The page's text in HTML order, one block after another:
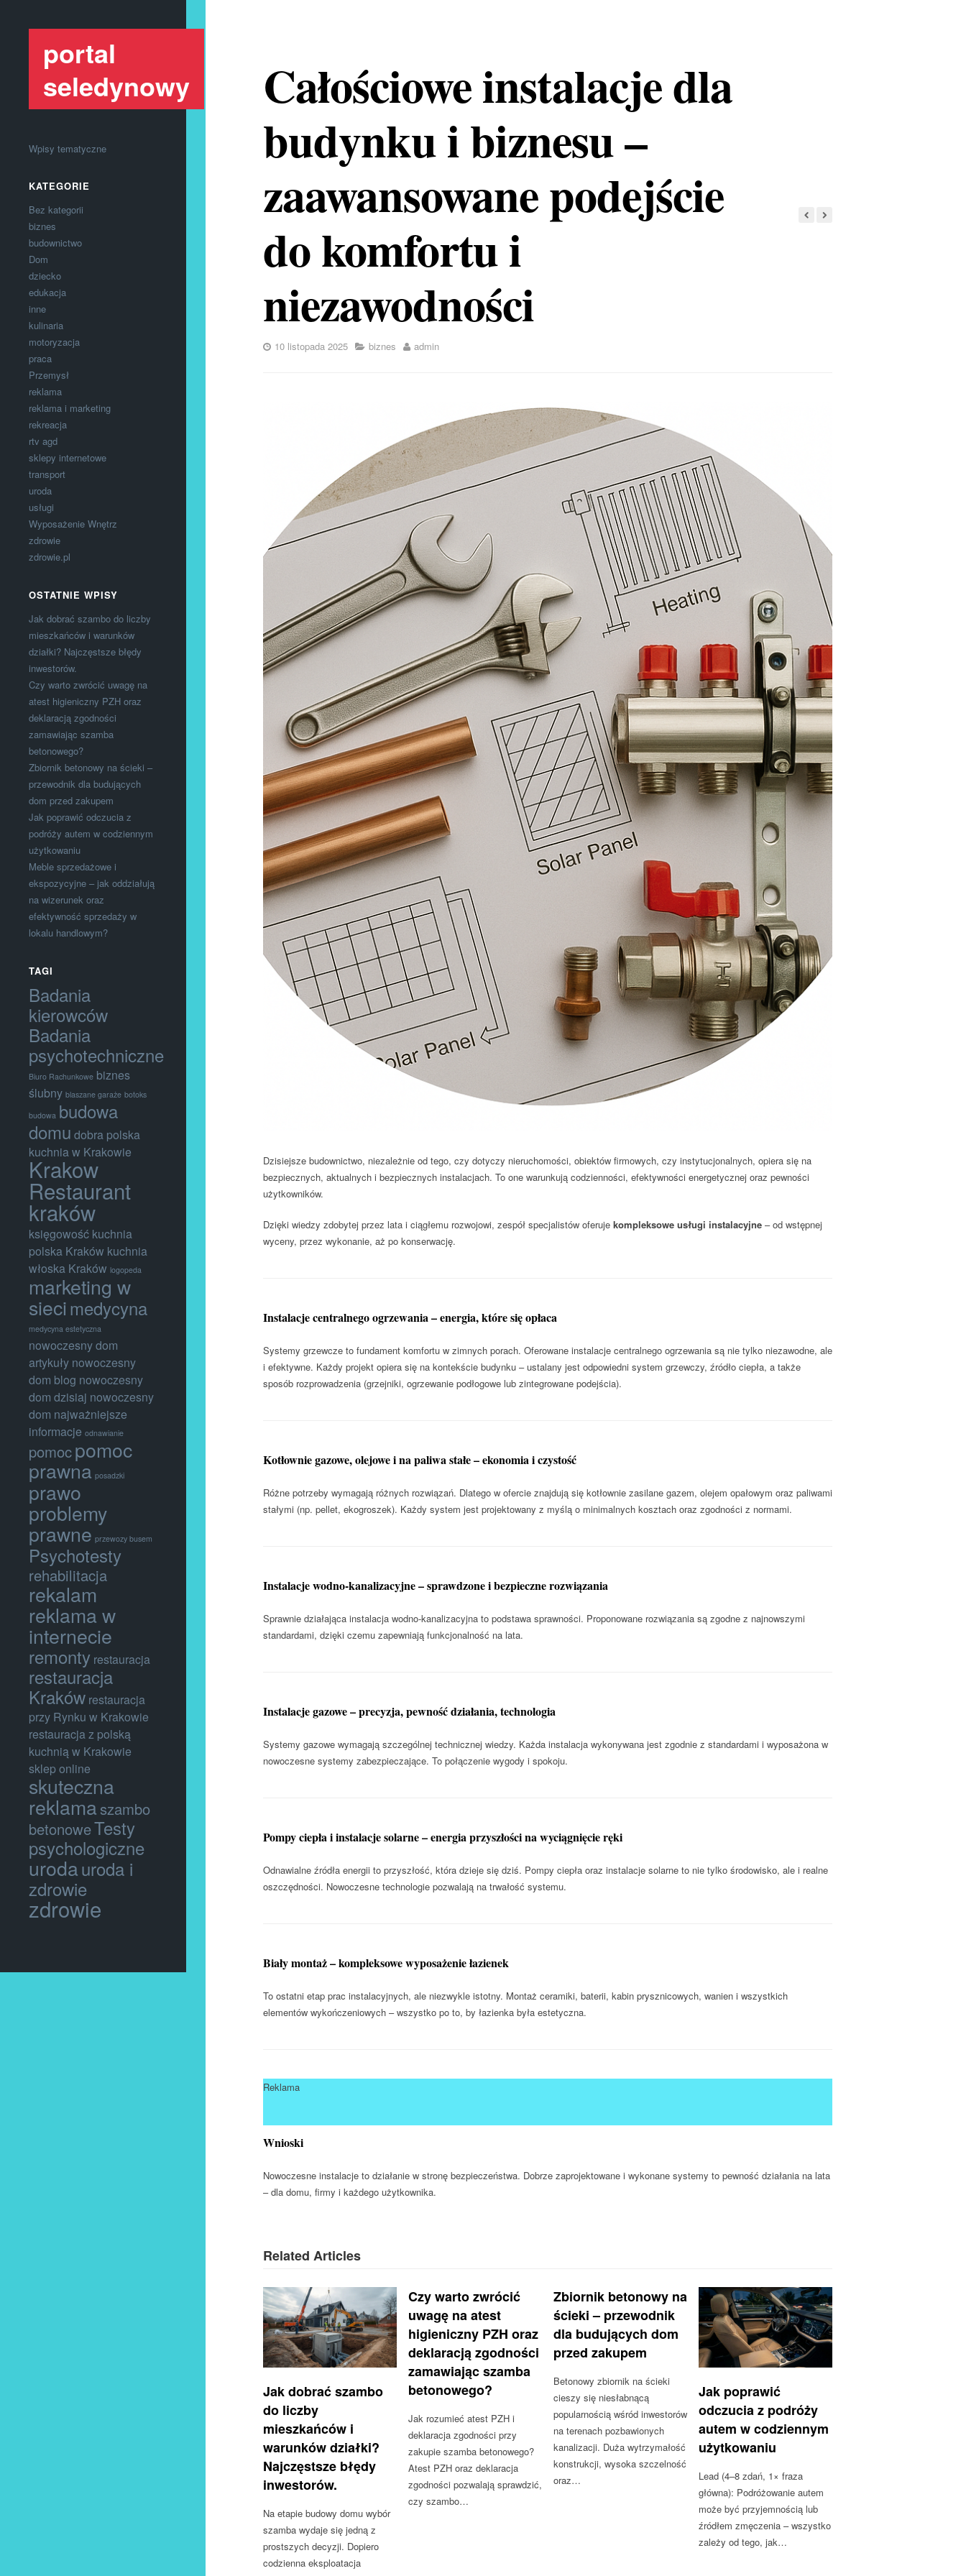
portal
seledynowy
Wpisy tematyczne
KATEGORIE
Bez kategorii
biznes
budownictwo
Dom
dziecko
edukacja
inne
kulinaria
motoryzacja
praca
Przemysł
reklama
reklama i marketing
rekreacja
rtv agd
sklepy internetowe
transport
uroda
usługi
Wyposażenie Wnętrz
zdrowie
zdrowie.pl
OSTATNIE WPISY
Jak dobrać szambo do liczby
mieszkańców i warunków
działki? Najczęstsze błędy
inwestorów.
Czy warto zwrócić uwagę na
atest higieniczny PZH oraz
deklaracją zgodności
zamawiając szamba
betonowego?
Zbiornik betonowy na ścieki –
przewodnik dla budujących
dom przed zakupem
Jak poprawić odczucia z
podróży autem w codziennym
użytkowaniu
Meble sprzedażowe i
ekspozycyjne – jak oddziałują
na wizerunek oraz
efektywność sprzedaży w
lokalu handlowym?
TAGI
Badania
kierowców
Badania
psychotechniczne
Biuro Rachunkowe biznes
ślubny blaszane garaże botoks
budowa budowa
domu dobra polska
kuchnia w Krakowie
Krakow
Restaurant
kraków
księgowość kuchnia
polska Kraków kuchnia
włoska Kraków logopeda
marketing w
siecimedycyna
medycyna estetyczna
nowoczesny dom
artykuły nowoczesny
dom blog nowoczesny
dom dzisiaj nowoczesny
dom najważniejsze
informacje odnawianie
pomocpomoc
prawna posadzki
prawo
problemy
prawne przewozy busem
Psychotesty
rehabilitacja
rekalam
reklama w
internecie
remonty restauracja
restauracja
Kraków restauracja
przy Rynku w Krakowie
restauracja z polską
kuchnią w Krakowie
sklep online
skuteczna
reklamaszambo
betonoweTesty
psychologiczne
urodauroda i
zdrowie
zdrowie
Całościowe instalacje dla
budynku i biznesu –
zaawansowane podejście
do komfortu i
niezawodności
10 listopada 2025 biznes admin
Dzisiejsze budownictwo, niezależnie od tego, czy dotyczy nieruchomości, obiektów firmowych, czy instytucjonalnych, opiera się na
bezpiecznych, aktualnych i bezpiecznych instalacjach. To one warunkują codzienności, efektywności energetycznej oraz pewności
użytkowników.
Dzięki wiedzy zdobytej przez lata i ciągłemu rozwojowi, zespół specjalistów oferuje kompleksowe usługi instalacyjne– od wstępnej
wyceny, przez wykonanie, aż po konserwację.
Instalacje centralnego ogrzewania – energia, które się opłaca
Systemy grzewcze to fundament komfortu w zimnych porach. Oferowane instalacje centralnego ogrzewania są nie tylko niezawodne, ale
i efektywne. Każdy projekt opiera się na kontekście budynku – ustalany jest odpowiedni system grzewczy, źródło ciepła, a także
sposób rozprowadzenia (grzejniki, ogrzewanie podłogowe lub zintegrowane podejścia).
Kotłownie gazowe, olejowe i na paliwa stałe – ekonomia i czystość
Różne potrzeby wymagają różnych rozwiązań. Dlatego w ofercie znajdują się kotłownie zasilane gazem, olejem opałowym oraz paliwami
stałymi (np. pellet, ekogroszek). Każdy system jest projektowany z myślą o minimalnych kosztach oraz zgodności z normami.
Instalacje wodno-kanalizacyjne – sprawdzone i bezpieczne rozwiązania
Sprawnie działająca instalacja wodno-kanalizacyjna to podstawa sprawności. Proponowane rozwiązania są zgodne z najnowszymi
standardami, dzięki czemu zapewniają funkcjonalność na lata.
Instalacje gazowe – precyzja, pewność działania, technologia
Systemy gazowe wymagają szczególnej technicznej wiedzy. Każda instalacja wykonywana jest zgodnie z standardami i wyposażona w
nowoczesne systemy zabezpieczające. To połączenie wygody i spokoju.
Pompy ciepła i instalacje solarne – energia przyszłości na wyciągnięcie ręki
Odnawialne źródła energii to przyszłość, która dzieje się dziś. Pompy ciepła oraz instalacje solarne to nie tylko środowisko, ale i realne
oszczędności. Nowoczesne technologie pozwalają na trwałość systemu.
Biały montaż – kompleksowe wyposażenie łazienek
To ostatni etap prac instalacyjnych, ale niezwykle istotny. Montaż ceramiki, baterii, kabin prysznicowych, wanien i wszystkich
elementów wykończeniowych – wszystko po to, by łazienka była estetyczna.
Reklama
Wnioski
Nowoczesne instalacje to działanie w stronę bezpieczeństwa. Dobrze zaprojektowane i wykonane systemy to pewność działania na lata
– dla domu, firmy i każdego użytkownika.
Related Articles
Jak dobrać szambo
do liczby
mieszkańców i
warunków działki?
Najczęstsze błędy
inwestorów.
Na etapie budowy domu wybór
szamba wydaje się jedną z
prostszych decyzji. Dopiero
codzienna eksploatacja
Czy warto zwrócić
uwagę na atest
higieniczny PZH oraz
deklaracją zgodności
zamawiając szamba
betonowego?
Jak rozumieć atest PZH i
deklaracja zgodności przy
zakupie szamba betonowego?
Atest PZH oraz deklaracja
zgodności pozwalają sprawdzić,
czy szambo…
Zbiornik betonowy na
ścieki – przewodnik
dla budujących dom
przed zakupem
Betonowy zbiornik na ścieki
cieszy się niesłabnącą
popularnością wśród inwestorów
na terenach pozbawionych
kanalizacji. Duża wytrzymałość
konstrukcji, wysoka szczelność
oraz…
Jak poprawić
odczucia z podróży
autem w codziennym
użytkowaniu
Lead (4–8 zdań, 1× fraza
główna): Podróżowanie autem
może być przyjemnością lub
źródłem zmęczenia – wszystko
zależy od tego, jak…